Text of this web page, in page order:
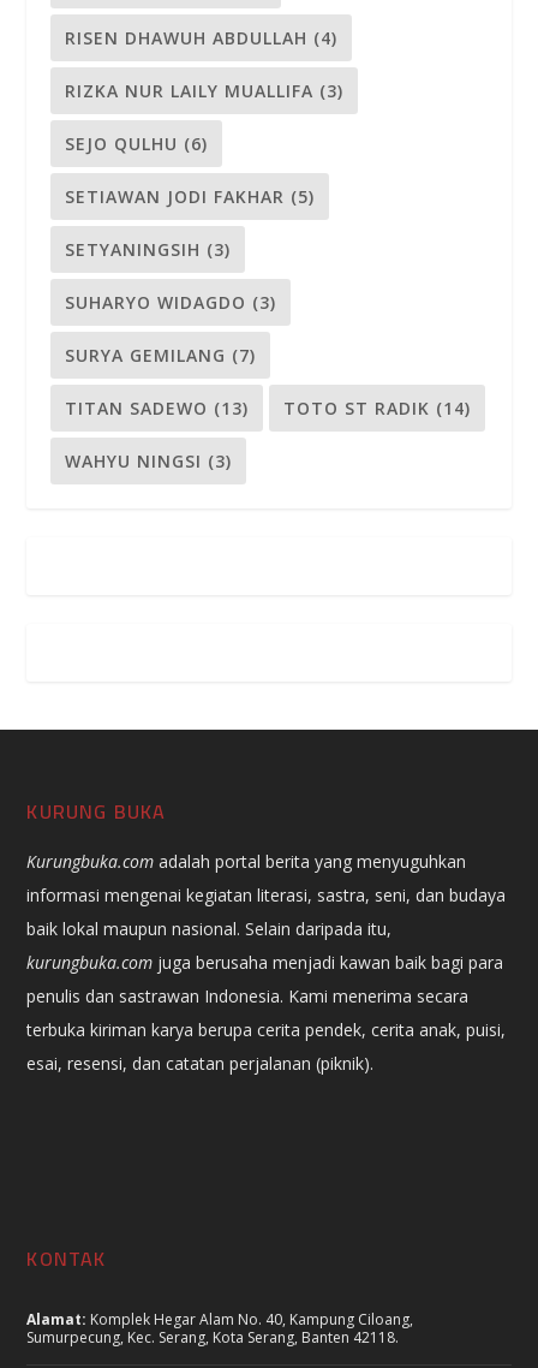
RISEN DHAWUH ABDULLAH (4)
RIZKA NUR LAILY MUALLIFA (3)
SEJO QULHU (6)
SETIAWAN JODI FAKHAR (5)
SETYANINGSIH (3)
SUHARYO WIDAGDO (3)
SURYA GEMILANG (7)
TITAN SADEWO (13) TOTO ST RADIK (14)
WAHYU NINGSI (3)
KURUNG BUKA
Kurungbuka.com adalah portal berita yang menyuguhkan
informasi mengenai kegiatan literasi, sastra, seni, dan budaya
baik lokal maupun nasional. Selain daripada itu,
kurungbuka.com juga berusaha menjadi kawan baik bagi para
penulis dan sastrawan Indonesia. Kami menerima secara
terbuka kiriman karya berupa cerita pendek, cerita anak, puisi,
esai, resensi, dan catatan perjalanan (piknik).
KONTAK
Alamat: Komplek Hegar Alam No. 40, Kampung Ciloang,
Sumurpecung, Kec. Serang, Kota Serang, Banten 42118.